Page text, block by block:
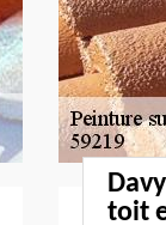
toit